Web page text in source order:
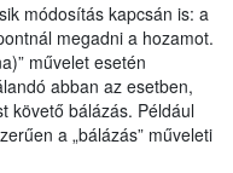
módosítás kapcsán is: a
megadni a hozamot.
művelet esetén
abban az esetben,
követő bálázás. Például
a „bálázás” műveleti